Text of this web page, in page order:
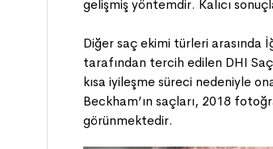
gelişmiş yöntemdir. Kalıcı
Diğer saç ekimi türleri arasında
tarafından tercih edilen DHI
kısa iyileşme süreci nedeniyle
Beckham’ın saçları, 2018
görünmektedir.